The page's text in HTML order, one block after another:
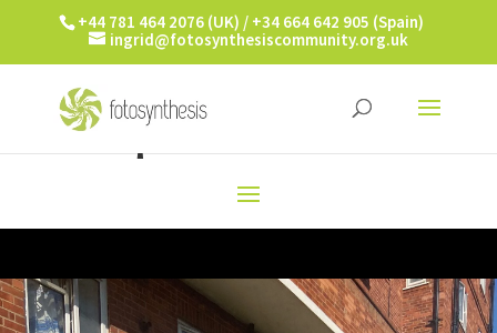
+44 781 464 2076 (UK) / +34 664 642 905 (Spain)
ingrid@fotosynthesiscommunity.org.uk
¡IMAGINA ESTO!